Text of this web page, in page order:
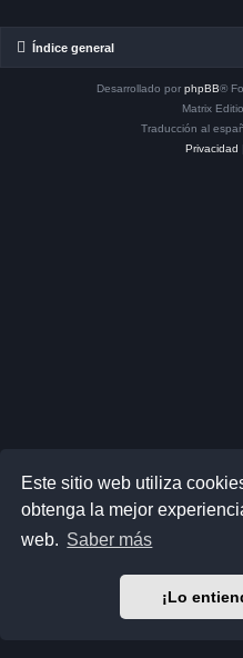
Este sitio web utiliza
obtenga la mejor
web. Saber más
¡Lo
Índice general
Desarrollado por phpBB®
Matrix
Traducción al
Privacidad